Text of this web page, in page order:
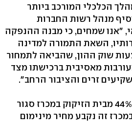
הכלכלי המורכב ביותר
מנהל רשות החברות
"אנו שמחים, כי מבנה ההנפקה
השאת התמורה למדינה
שוק ההון, שהביאה לתמחור
מאסיבית ברכישתו מצד
זרים והציבור הרחב".
44% מבית הזיקוק במכרז סגור
זה נקבע מחיר מינימום